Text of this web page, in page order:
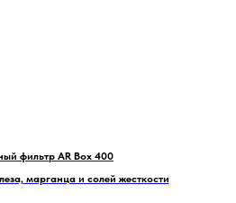
фильтр AR Box 400
марганца и солей жесткости